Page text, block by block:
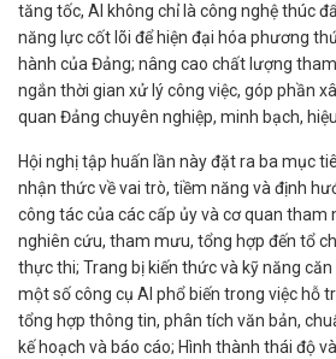
tăng tốc, AI không chỉ là công nghệ thúc
năng lực cốt lõi để hiện đại hóa phương
hành của Đảng; nâng cao chất lượng
ngắn thời gian xử lý công việc, góp phần
quan Đảng chuyên nghiệp, minh bạch,
Hội nghị tập huấn lần này đặt ra ba mục
nhận thức về vai trò, tiềm năng và định
công tác của các cấp ủy và cơ quan
nghiên cứu, tham mưu, tổng hợp đến tổ
thực thi; Trang bị kiến thức và kỹ năng
một số công cụ AI phổ biến trong việc hỗ
tổng hợp thông tin, phân tích văn bản,
kế hoạch và báo cáo; Hình thành thái độ